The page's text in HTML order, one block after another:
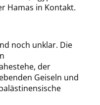
Hamas in Kontakt.
noch unklar. Die
der
Geiseln und